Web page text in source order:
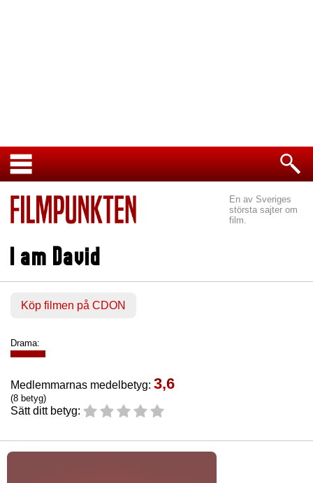
En av Sveriges
största sajter om
film.
I am David
Köp filmen på CDON
Drama:
Medlemmarnas medelbetyg: 3,6
(8 betyg)
Sätt ditt betyg: